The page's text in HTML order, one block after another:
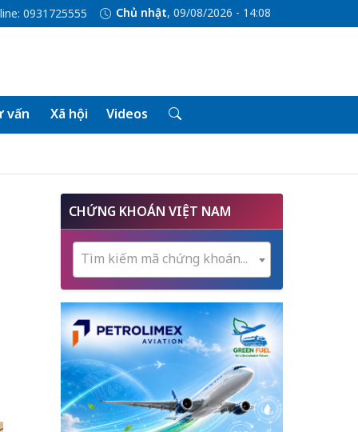
0931725555 Chủ nhật, 09/08/2026 - 14:08
vấn Xã hội Videos
CHỨNG KHOÁN VIỆT NAM
Tìm kiếm mã chứng khoán...